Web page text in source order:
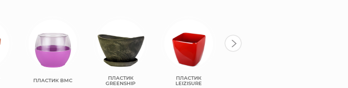
ПЛАСТИК BMC ПЛАСТИК
GREENSHIP
ПЛАСТИК
LEIZISURE